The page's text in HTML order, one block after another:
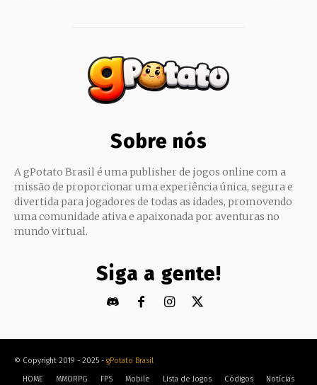
Sobre nós
A gPotato Brasil é uma publisher de jogos online com a
missão de proporcionar uma experiência única, segura e
divertida para jogadores de todas as idades, promovendo
uma comunidade ativa e apaixonada por aventuras no
mundo virtual.
Siga a gente!
© Copyright 2019 - 2025 - gPotato Brasil
HOME
MMORPG FPS Mobile Lista de Jogos Códigos Notícias